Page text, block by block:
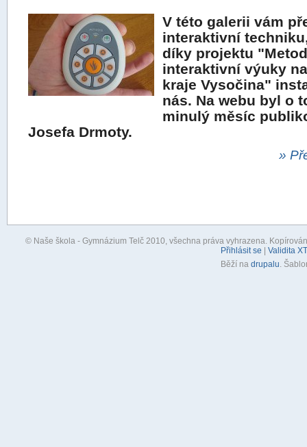
V této galerii vám
interaktivní
díky projektu
interaktivní výuky
kraje Vysočina"
nás. Na webu byl o
minulý měsíc
Josefa Drmoty.
»
© Naše škola - Gymnázium Telč 2010, všechna práva vyhrazena.
Přihlásit se | Validita
Běží na drupalu .